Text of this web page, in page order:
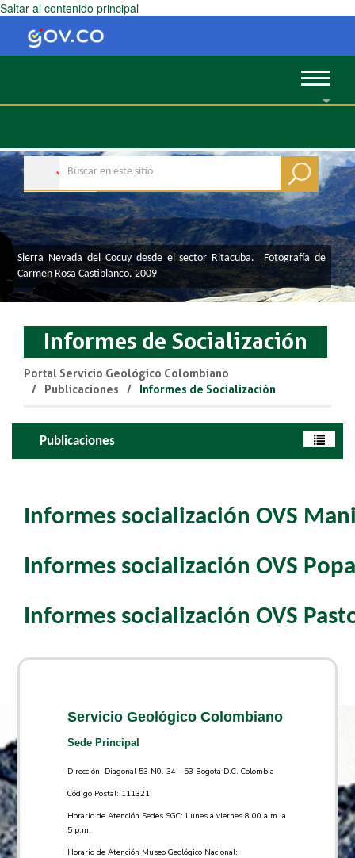
Saltar al contenido principal
Toggle
Sierra Nevada del Cocuy desde el sector Ritacuba. Fotografía de
Carmen Rosa Castiblanco. 2009
Informes de Socialización
Portal Servicio Geológico Colombiano
Publicaciones
Informes de Socialización
Publicaciones
Informes socialización OVS
Informes socialización OVS
Informes socialización OVS
Servicio Geológico Colombiano
Sede Principal
Dirección: Diagonal 53 N0. 34 - 53 Bogotá D.C. Colombia
Código Postal: 111321
Horario de Atención Sedes SGC: Lunes a viernes 8.00 a.m. a
5 p.m.
Horario de Atención Museo Geológico Nacional: